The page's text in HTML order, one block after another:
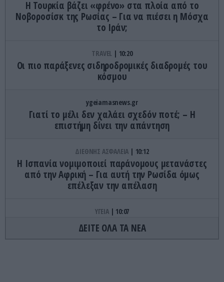
Η Τουρκία βάζει «φρένο» στα πλοία από το
Νοβοροσίσκ της Ρωσίας – Για να πιέσει η Μόσχα
το Ιράν;
TRAVEL 10:20
Οι πιο παράξενες σιδηροδρομικές διαδρομές του
κόσμου
ygeiamasnews.gr
Γιατί το μέλι δεν χαλάει σχεδόν ποτέ; – Η
επιστήμη δίνει την απάντηση
ΔΙΕΘΝΗΣ ΑΣΦΑΛΕΙΑ 10:12
Η Ισπανία νομιμοποιεί παράνομους μετανάστες
από την Αφρική – Για αυτή την Ρωσίδα όμως
επέλεξαν την απέλαση
ΥΓΕΙΑ 10:07
Αυτά τα τρόφιμα δεν πρέπει να μπαίνουν στο
ψυγείο – Ποια είναι η σωστή αποθήκευση
ΔΕΙΤΕ ΟΛΑ ΤΑ ΝΕΑ